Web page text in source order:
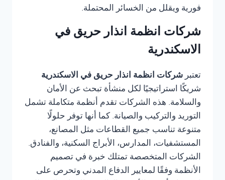
فورية ويقلل من الخسائر المحتملة.
شركات انظمة انذار حريق في
الاسكندرية
تعتبر شركات انظمة انذار حريق في الاسكندرية
شريكًا استراتيجيًا لكل منشأة تبحث عن الأمان
والسلامة. هذه الشركات تقدم أنظمة متكاملة تشمل
التوريد والتركيب والصيانة. كما أنها توفر حلولًا
متنوعة تناسب جميع القطاعات مثل المصانع،
المستشفيات، المدارس، الأبراج السكنية، والفنادق.
الشركات المتخصصة تمتلك خبرة في تصميم
الأنظمة وفقًا لمعايير الدفاع المدني وتحرص على